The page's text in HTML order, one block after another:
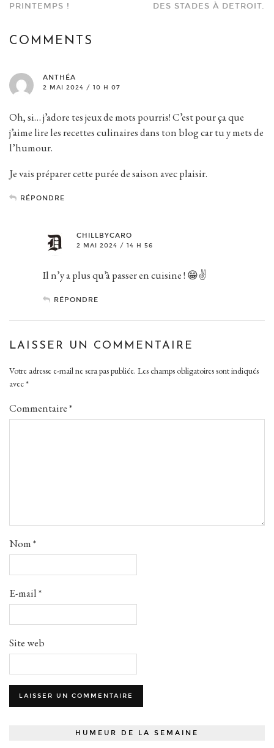
PRINTEMPS !
DES STADES À DETROIT.
COMMENTS
ANTHÉA
2 MAI 2024 / 10 H 07
Oh, si… j’adore tes jeux de mots pourris! C’est pour ça que
j’aime lire les recettes culinaires dans ton blog car tu y mets de
l’humour.
Je vais préparer cette purée de saison avec plaisir.
RÉPONDRE
CHILLBYCARO
2 MAI 2024 / 14 H 56
Il n’y a plus qu’à passer en cuisine ! 😁✌️
RÉPONDRE
LAISSER UN COMMENTAIRE
Votre adresse e-mail ne sera pas publiée. Les champs obligatoires sont indiqués
avec*
Commentaire*
Nom*
E-mail*
Site web
HUMEUR DE LA SEMAINE